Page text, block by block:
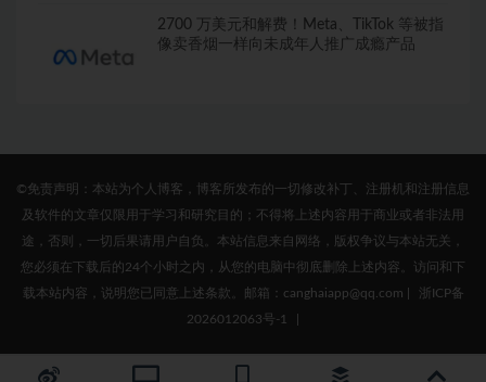
2700 万美元和解费！Meta、TikTok 等被指
像卖香烟一样向未成年人推广成瘾产品
©免责声明：本站为个人博客，博客所发布的一切修改补丁、注册机和注册信息
及软件的文章仅限用于学习和研究目的；不得将上述内容用于商业或者非法用
途，否则，一切后果请用户自负。本站信息来自网络，版权争议与本站无关，
您必须在下载后的24个小时之内，从您的电脑中彻底删除上述内容。访问和下
载本站内容，说明您已同意上述条款。邮箱：canghaiapp@qq.com
浙ICP备
2026012063号-1